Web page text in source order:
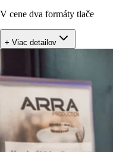
V cene dva formáty tlače
+ Viac detailov